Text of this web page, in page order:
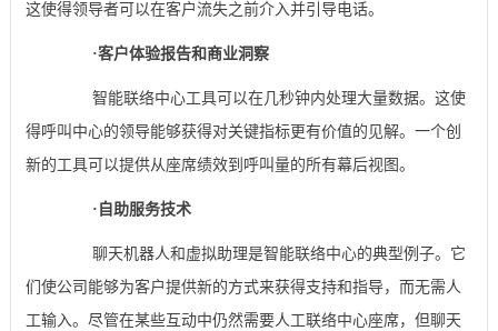
这使得领导者可以在客户流失之前介入并引导电话。
·客户体验报告和商业洞察
智能联络中心工具可以在几秒钟内处理大量数据。这使
得呼叫中心的领导能够获得对关键指标更有价值的见解。一个创
新的工具可以提供从座席绩效到呼叫量的所有幕后视图。
· 自助服务技术
聊天机器人和虚拟助理是智能联络中心的典型例子。它
们使公司能够为客户提供新的方式来获得支持和指导，而无需人
工输入。尽管在某些互动中仍然需要人工联络中心座席，但聊天